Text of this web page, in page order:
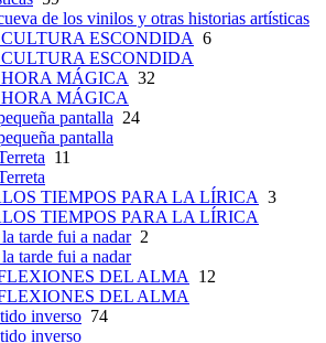
de los vinilos y otras historias artísticas
ESCONDIDA 6
ESCONDIDA
MÁGICA 32
MÁGICA
pantalla 24
pantalla
11
TIEMPOS PARA LA LÍRICA 3
TIEMPOS PARA LA LÍRICA
tarde fui a nadar2
tarde fui a nadar
DEL ALMA
12
DEL ALMA
inverso 74
inverso